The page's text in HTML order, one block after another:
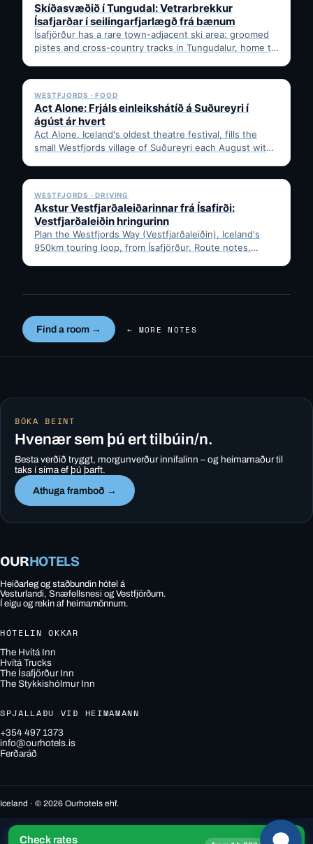
Skíðasvæðið í Tungudal: Vetrarbrekkur
Ísafjarðar í seilingarfjarlægð frá bænum
Ísafjörður has a rare town-adjacent ski area: groomed
pistes and cross-country tracks in Tungudalur, home to
✓ 6 JUL
WESTFJORDS · FOOD
Act Alone: Frjáls einleikshátíð á Suðureyri í
ágúst ár hvert
Act Alone, Iceland's oldest theatre festival, fills the
small Westfjords village of Suðureyri each August with
✓ 6 JUL
WESTFJORDS · DRIVING
Akstur Vestfjarðaleiðarinnar frá Ísafirði:
Vestfjarðaleiðin hringurinn
Plan the Westfjords Way (Vestfjarðaleiðin), Iceland's
950km touring loop, from Ísafjörður. Route notes,
Find a room → ← MORE NOTES
BÓKA BEINT
Hvenær sem þú ert tilbúin/n.
Besta verðið tryggt, morgunverður innifalinn – og heimamaður til
taks í síma ef þú þarft.
Athuga framboð →
OURHOTELS
Heiðarleg og staðbundin hótel á
Vesturlandi, Snæfellsnesi og Vestfjörðum.
Í eigu og rekin af heimamönnum.
HÓTELIN OKKAR
The Hvítá Inn
Hvítá Trucks
The Ísafjörður Inn
The Stykkishólmur Inn
SPJALLAÐU VIÐ HEIMAMANN
+354 497 1373
info@ourhotels.is
Ferðaráð
Iceland · © 2026 Ourhotels ehf.
Check rates